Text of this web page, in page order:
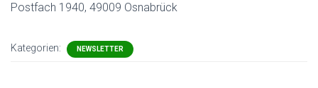
Postfach 1940, 49009 Osnabrück
Kategorien: NEWSLETTER